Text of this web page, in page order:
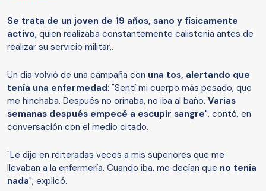
Se trata de un joven de 19 años, sano y físicamente
activo, quien realizaba constantemente calistenia antes de
realizar su servicio militar,.
Un día volvió de una campaña con una tos, alertando que
tenía una enfermedad: "Sentí mi cuerpo más pesado, que
me hinchaba. Después no orinaba, no iba al baño. Varias
semanas después empecé a escupir sangre", contó, en
conversación con el medio citado.
"Le dije en reiteradas veces a mis superiores que me
llevaban a la enfermería. Cuando iba, me decían que no tenía
nada", explicó.